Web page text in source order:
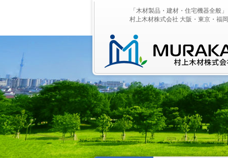
「木材製品・建材・住宅機器全般」
村上木材株式会社 大阪・東京・福岡